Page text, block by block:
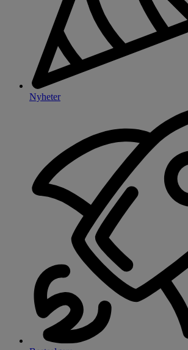
Nyheter